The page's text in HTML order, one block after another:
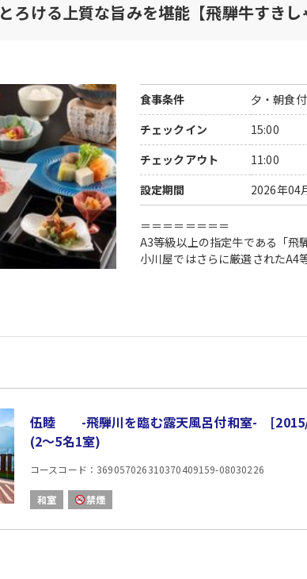
ろける上質な旨みを堪能【飛騨牛すきし
食事条件
夕・朝食付
チェックイン
15:00
チェックアウト
11:00
設定期間
2026年04
＝＝＝＝＝＝＝＝
A3等級以上の指定牛である「飛
小川屋ではさらに厳選されたA4
A4等級以上の飛騨牛を使用した
日本三名泉・下呂温泉をご堪能
入浴時間：当日15：00〜25：
◆当館おすすめ追加オプション
※ご予約の際はお問合せください
和洋約50種類のバイキングをご
伍睦 -飛騨川を臨む露天風呂付和室-
(2〜5名1室)
コースコード：369057026310370409159-08030226
和室 禁煙